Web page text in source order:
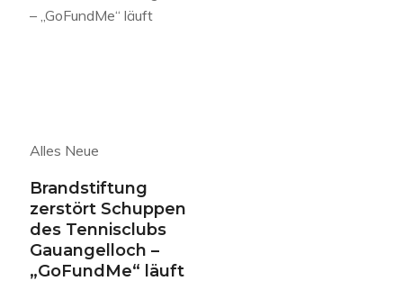
Alles Neue
Brandstiftung
zerstört Schuppen
des Tennisclubs
Gauangelloch –
„GoFundMe“ läuft